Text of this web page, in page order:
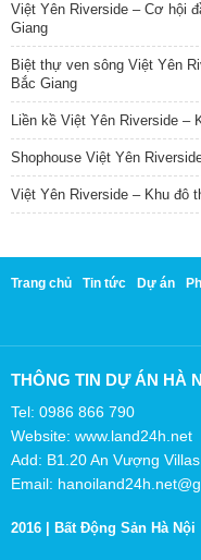
Việt Yên Riverside – Cơ hội
Giang
Biệt thự ven sông Việt Yên
Bắc Giang
Liền kề Việt Yên Riverside –
Shophouse Việt Yên
Việt Yên Riverside – Khu đô
Trang chủ Tin tức Dự án
THÔNG TIN DỰ ÁN HÀ
Tel: 0986 866 790
Website: www.land24h.net
Add: B1.20 An Vượng
Email:
2016 | Bất Động Sản Hà Nội